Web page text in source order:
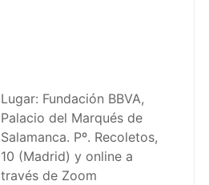
Lugar: Fundación BBVA,
Palacio del Marqués de
Salamanca. Pº. Recoletos,
10 (Madrid) y online a
través de Zoom